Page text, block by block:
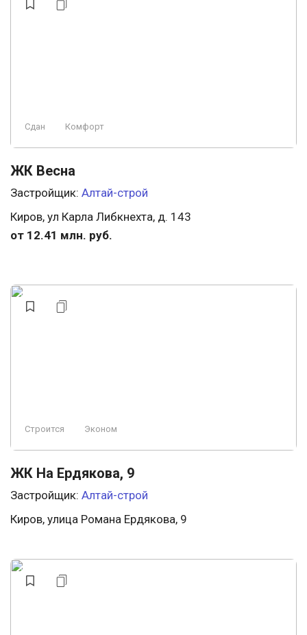
Сдан Комфорт
ЖК Весна
Застройщик: Алтай-строй
Киров, ул Карла Либкнехта, д. 143
от 12.41 млн. руб.
Строится Эконом
ЖК На Ердякова, 9
Застройщик: Алтай-строй
Киров, улица Романа Ердякова, 9